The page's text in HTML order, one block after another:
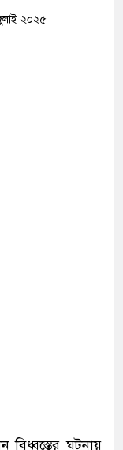
২০২৫
বিধ্বস্তের ঘটনায়